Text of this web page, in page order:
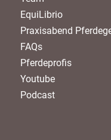
EquiLibrio
Praxisabend
FAQs
Pferdeprofis
Youtube
Podcast